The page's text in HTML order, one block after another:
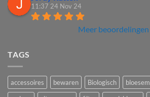
11:37 24 Nov 24
Meer beoordelingen
TAGS
accessoires bewaren Biologisch bloesem